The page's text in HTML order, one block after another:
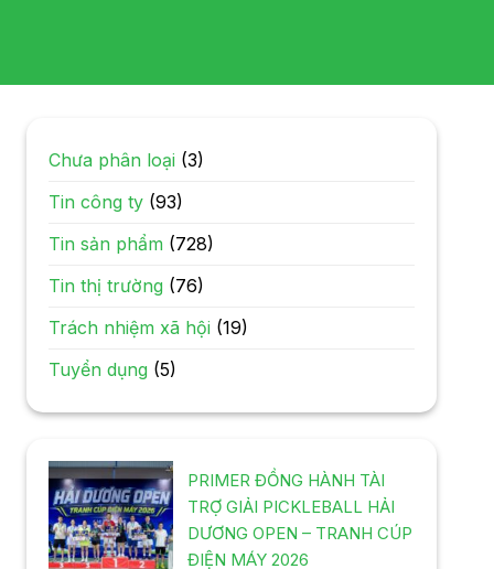
Chưa phân loại (3)
Tin công ty(93)
Tin sản phẩm (728)
Tin thị trường (76)
Trách nhiệm xã hội (19)
Tuyển dụng (5)
PRIMER ĐỒNG HÀNH TÀI
TRỢ GIẢI PICKLEBALL HẢI
DƯƠNG OPEN – TRANH CÚP
ĐIỆN MÁY 2026